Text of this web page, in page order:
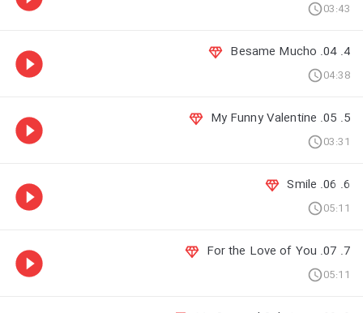
03:43
4. 04. Besame Mucho
04:38
5. 05. My Funny Valentine
03:31
6. 06. Smile
05:11
7. 07. For the Love of You
05:11